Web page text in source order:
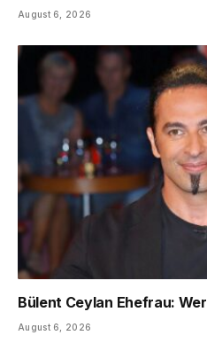
August 6, 2026
Bülent Ceylan Ehefrau:
August 6, 2026